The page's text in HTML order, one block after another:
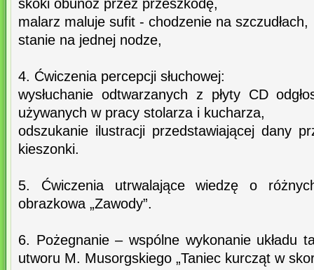
skoki obunóż przez przeszkodę,
malarz maluje sufit - chodzenie na szczudłach,
stanie na jednej nodze,
4. Ćwiczenia percepcji słuchowej:
wysłuchanie odtwarzanych z płyty CD
używanych w pracy stolarza i kucharza,
odszukanie ilustracji przedstawiającej dany
kieszonki.
5. Ćwiczenia utrwalające wiedzę o
obrazkowa „Zawody”.
6. Pożegnanie – wspólne wykonanie układu
utworu M. Musorgskiego „Taniec kurcząt w